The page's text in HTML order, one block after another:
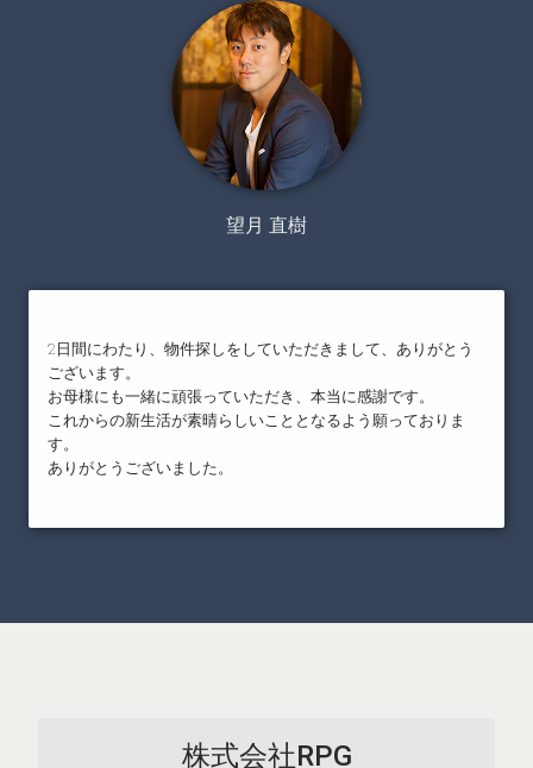
望月 直樹
2日間にわたり、物件探しをしていただきまして、ありがとう
ございます。
お母様にも一緒に頑張っていただき、本当に感謝です。
これからの新生活が素晴らしいこととなるよう願っておりま
す。
ありがとうございました。
株式会社RPG